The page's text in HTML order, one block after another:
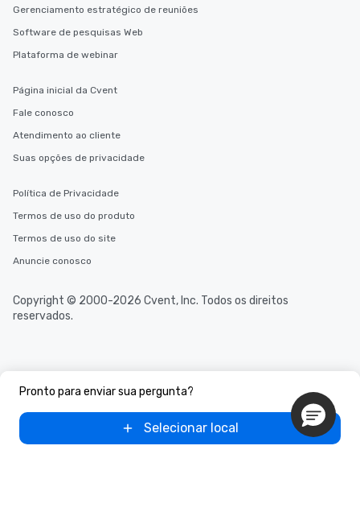
Pronto para enviar sua pergunta?
Selecionar local
Gerenciamento estratégico de reuniões
Software de pesquisas Web
Plataforma de webinar
Página inicial da Cvent
Fale conosco
Atendimento ao cliente
Suas opções de privacidade
Política de Privacidade
Termos de uso do produto
Termos de uso do site
Anuncie conosco
Copyright © 2000-2026 Cvent, Inc. Todos os direitos
reservados.